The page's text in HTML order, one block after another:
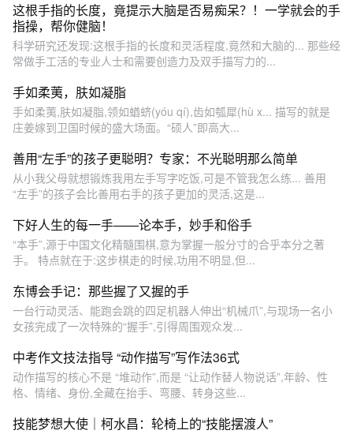
这根手指的长度，竟提示大脑是否易痴呆？！一学就会的手
指操，帮你健脑！
科学研究还发现:这根手指的长度和灵活程度,竟然和大脑的... 那些经
常做手工活的专业人士和需要创造力及双手描写力的...
手如柔荑，肤如凝脂
手如柔荑,肤如凝脂,领如蝤蛴(yóu qí),齿如瓠犀(hù x... 描写的就是
庄姜嫁到卫国时候的盛大场面。“硕人”即高大...
善用“左手”的孩子更聪明？专家：不光聪明那么简单
从小我父母就想锻炼我用左手写字吃饭,可是不管我怎么练... 善用
“左手”的孩子会比善用右手的孩子更加的灵活,这是...
下好人生的每一手——论本手，妙手和俗手
“本手”,源于中国文化精髓围棋,意为掌握一般分寸的合乎本分之著
手。 特点就在于:这步棋走的时候,功用不明显,但...
东博会手记：那些握了又握的手
一台行动灵活、能跑会跳的四足机器人伸出“机械爪”,与现场一名小
女孩完成了一次特殊的“握手”,引得周围观众发...
中考作文技法指导 “动作描写”写作法36式
动作描写的核心不是 “堆动作”,而是 “让动作替人物说话”,年龄、性
格、情绪、身份,全藏在抬手、弯腰、转身这些...
技能梦想大使｜柯水昌：轮椅上的“技能摆渡人”